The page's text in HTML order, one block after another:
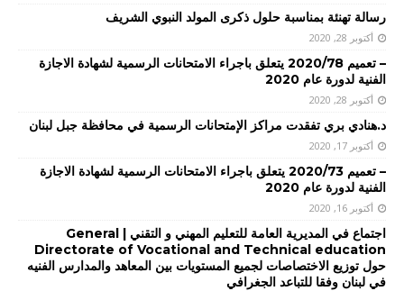
رسالة تهنئة بمناسبة حلول ذكرى المولد النبوي الشريف
أكتوبر 28, 2020
– تعميم 2020/78 يتعلق باجراء الامتحانات الرسمية لشهادة الاجازة
الفنية لدورة عام 2020
أكتوبر 28, 2020
د.هنادي بري تفقدت مراكز الإمتحانات الرسمية في محافظة جبل لبنان
أكتوبر 17, 2020
– تعميم 2020/73 يتعلق باجراء الامتحانات الرسمية لشهادة الاجازة
الفنية لدورة عام 2020
أكتوبر 16, 2020
اجتماع في المديرية العامة للتعليم المهني و التقني | General
Directorate of Vocational and Technical education
حول توزيع الاختصاصات لجميع المستويات بين المعاهد والمدارس الفنيه
في لبنان وفقا للتباعد الجغرافي